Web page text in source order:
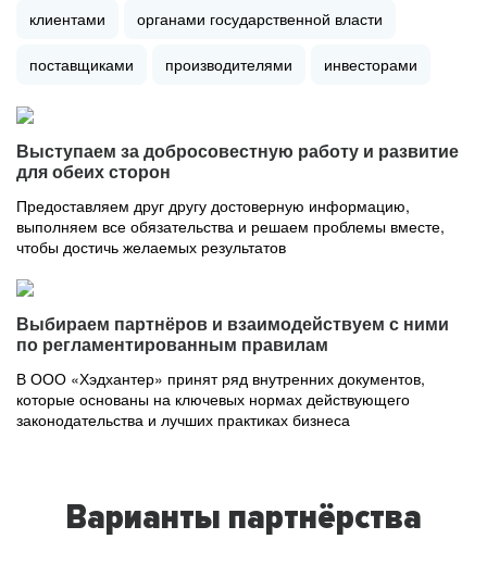
клиентами органами государственной власти
поставщиками производителями инвесторами
Выступаем за добросовестную работу и развитие
для обеих сторон
Предоставляем друг другу достоверную информацию,
выполняем все обязательства и решаем проблемы вместе,
чтобы достичь желаемых результатов
Выбираем партнёров и взаимодействуем с ними
по регламентированным правилам
В ООО «Хэдхантер» принят ряд внутренних документов,
которые основаны на ключевых нормах действующего
законодательства и лучших практиках бизнеса
Варианты партнёрства